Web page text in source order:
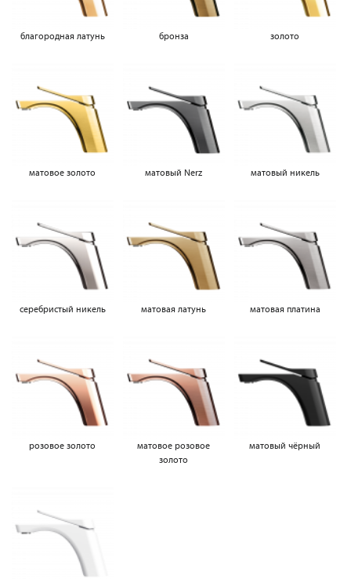
благородная латунь бронза золото
матовое золото матовый Nerz матовый никель
серебристый никель матовая латунь матовая платина
розовое золото
матовое розовое
золото
матовый чёрный